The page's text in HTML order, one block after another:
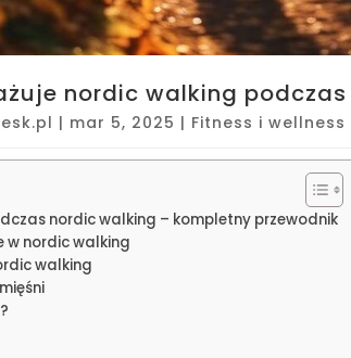
nordic walking
| mar 5, 2025 | Fitness i wellness
nordic walking – kompletny przewodnik
w nordic walking
walking